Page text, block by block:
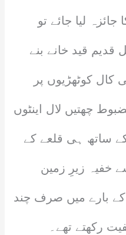
لیا جائے تو
قید خانے بنے
کال کوٹھڑیوں پر
چھتیں لال اینٹوں
ساتھ ہی قلعے کے
خفیہ زیرِ زمین
بارے میں صرف چند
رکھتے تھے۔